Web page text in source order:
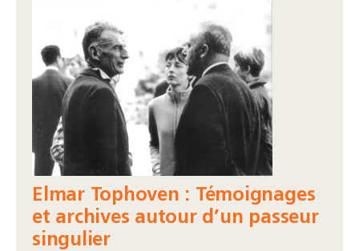
Elmar Tophoven : Témoignages
et archives autour d’un passeur
singulier